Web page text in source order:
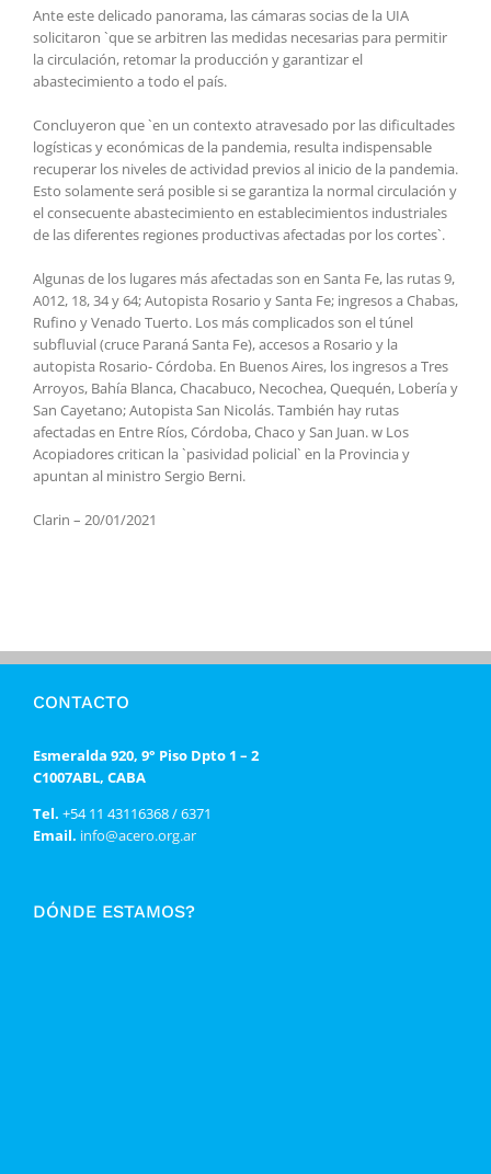
Ante este delicado panorama, las cámaras socias de la UIA
solicitaron `que se arbitren las medidas necesarias para permitir
la circulación, retomar la producción y garantizar el
abastecimiento a todo el país.
Concluyeron que `en un contexto atravesado por las dificultades
logísticas y económicas de la pandemia, resulta indispensable
recuperar los niveles de actividad previos al inicio de la pandemia.
Esto solamente será posible si se garantiza la normal circulación y
el consecuente abastecimiento en establecimientos industriales
de las diferentes regiones productivas afectadas por los cortes`.
Algunas de los lugares más afectadas son en Santa Fe, las rutas 9,
A012, 18, 34 y 64; Autopista Rosario y Santa Fe; ingresos a Chabas,
Rufino y Venado Tuerto. Los más complicados son el túnel
subfluvial (cruce Paraná Santa Fe), accesos a Rosario y la
autopista Rosario- Córdoba. En Buenos Aires, los ingresos a Tres
Arroyos, Bahía Blanca, Chacabuco, Necochea, Quequén, Lobería y
San Cayetano; Autopista San Nicolás. También hay rutas
afectadas en Entre Ríos, Córdoba, Chaco y San Juan. w Los
Acopiadores critican la `pasividad policial` en la Provincia y
apuntan al ministro Sergio Berni.
Clarin – 20/01/2021
CONTACTO
Esmeralda 920, 9° Piso Dpto 1 – 2
C1007ABL, CABA
Tel. +54 11 43116368 / 6371
Email. info@acero.org.ar
DÓNDE ESTAMOS?